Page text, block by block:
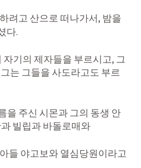
려고 산으로 떠나가서, 밤을
다.
기의 제자들을 부르시고, 그
는 그들을 사도라고도 부르
을 주신 시몬과 그의 동생 안
빌립과 바돌로매와
들 야고보와 열심당원이라고